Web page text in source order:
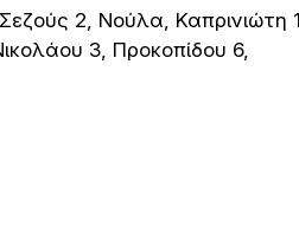
2, Νούλα, Καπρινιώτη
3, Προκοπίδου 6,